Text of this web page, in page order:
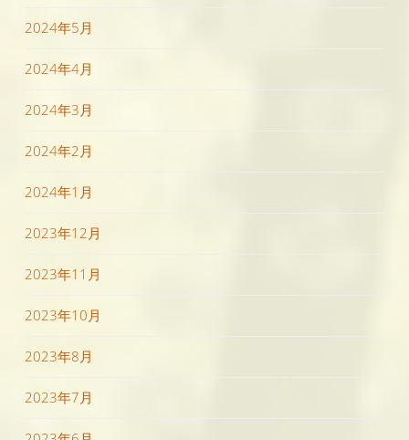
2024年5月
2024年4月
2024年3月
2024年2月
2024年1月
2023年12月
2023年11月
2023年10月
2023年8月
2023年7月